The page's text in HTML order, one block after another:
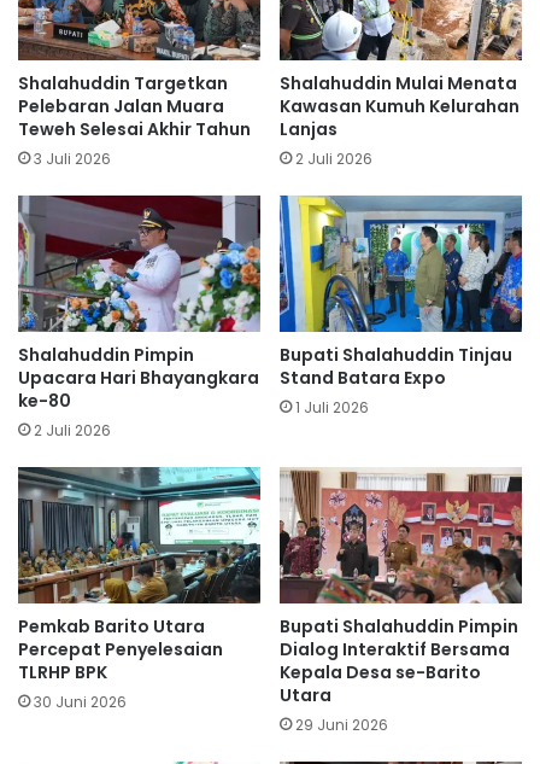
Shalahuddin Targetkan
Pelebaran Jalan Muara
Teweh Selesai Akhir Tahun
3 Juli 2026
Shalahuddin Mulai Menata
Kawasan Kumuh Kelurahan
Lanjas
2 Juli 2026
Shalahuddin Pimpin
Upacara Hari Bhayangkara
ke-80
2 Juli 2026
Bupati Shalahuddin Tinjau
Stand Batara Expo
1 Juli 2026
Pemkab Barito Utara
Percepat Penyelesaian
TLRHP BPK
30 Juni 2026
Bupati Shalahuddin Pimpin
Dialog Interaktif Bersama
Kepala Desa se-Barito
Utara
29 Juni 2026